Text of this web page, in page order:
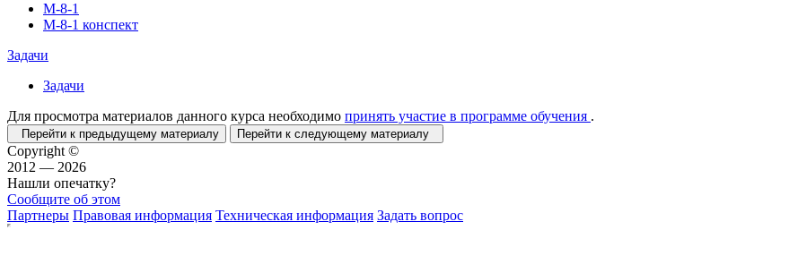
М-8-1
М-8-1 конспект
Задачи
Задачи
Для просмотра материалов данного курса необходимо принять участие в программе обучения .
Перейти к предыдущему материалу Перейти к следующему материалу
Copyright ©
2012 — 2026
Нашли опечатку?
Сообщите об этом
Партнеры Правовая информация Техническая информация Задать вопрос